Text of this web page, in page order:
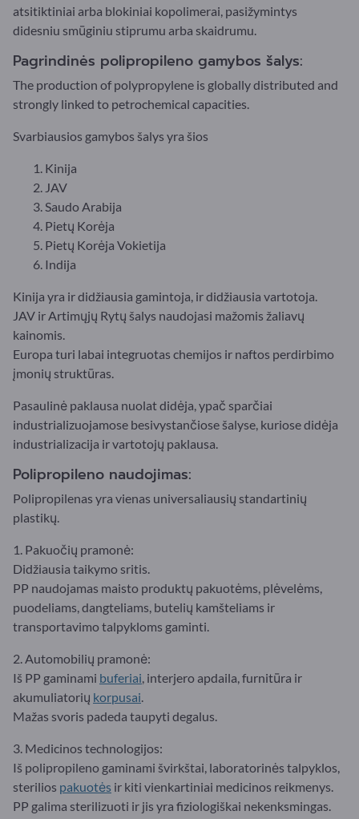
atsitiktiniai arba blokiniai kopolimerai, pasižymintys
didesniu smūginiu stiprumu arba skaidrumu.
Pagrindinės polipropileno gamybos šalys:
The production of polypropylene is globally distributed and
strongly linked to petrochemical capacities.
Svarbiausios gamybos šalys yra šios
Kinija
JAV
Saudo Arabija
Pietų Korėja
Pietų Korėja Vokietija
Indija
Kinija yra ir didžiausia gamintoja, ir didžiausia vartotoja.
JAV ir Artimųjų Rytų šalys naudojasi mažomis žaliavų
kainomis.
Europa turi labai integruotas chemijos ir naftos perdirbimo
įmonių struktūras.
Pasaulinė paklausa nuolat didėja, ypač sparčiai
industrializuojamose besivystančiose šalyse, kuriose didėja
industrializacija ir vartotojų paklausa.
Polipropileno naudojimas:
Polipropilenas yra vienas universaliausių standartinių
plastikų.
1. Pakuočių pramonė:
Didžiausia taikymo sritis.
PP naudojamas maisto produktų pakuotėms, plėvelėms,
puodeliams, dangteliams, butelių kamšteliams ir
transportavimo talpykloms gaminti.
2. Automobilių pramonė:
Iš PP gaminami buferiai, interjero apdaila, furnitūra ir
akumuliatorių korpusai.
Mažas svoris padeda taupyti degalus.
3. Medicinos technologijos:
Iš polipropileno gaminami švirkštai, laboratorinės talpyklos,
sterilios pakuotės ir kiti vienkartiniai medicinos reikmenys.
PP galima sterilizuoti ir jis yra fiziologiškai nekenksmingas.